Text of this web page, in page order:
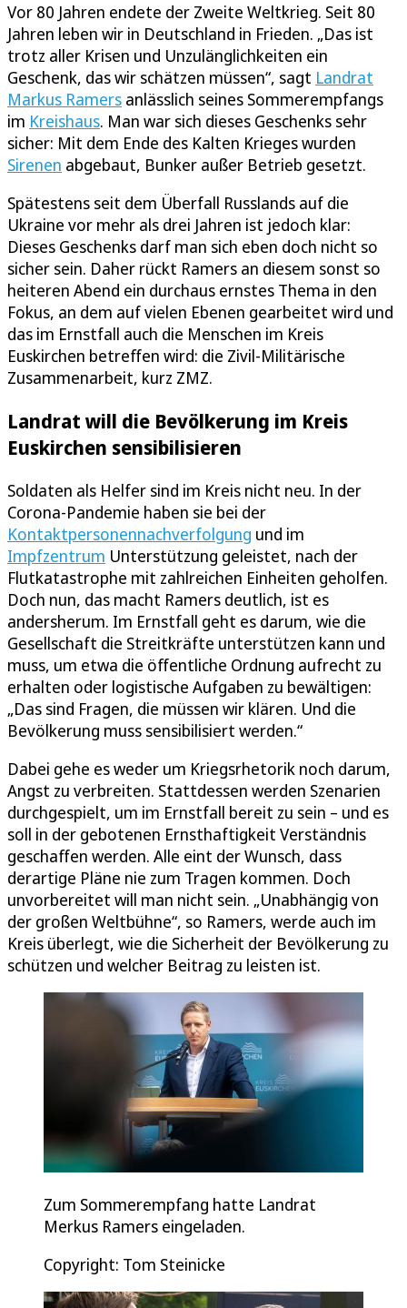
Vor 80 Jahren endete der Zweite Weltkrieg. Seit 80
Jahren leben wir in Deutschland in Frieden. „Das ist
trotz aller Krisen und Unzulänglichkeiten ein
Geschenk, das wir schätzen müssen“, sagt Landrat
Markus Ramers anlässlich seines Sommerempfangs
im Kreishaus. Man war sich dieses Geschenks sehr
sicher: Mit dem Ende des Kalten Krieges wurden
Sirenen abgebaut, Bunker außer Betrieb gesetzt.
Spätestens seit dem Überfall Russlands auf die
Ukraine vor mehr als drei Jahren ist jedoch klar:
Dieses Geschenks darf man sich eben doch nicht so
sicher sein. Daher rückt Ramers an diesem sonst so
heiteren Abend ein durchaus ernstes Thema in den
Fokus, an dem auf vielen Ebenen gearbeitet wird und
das im Ernstfall auch die Menschen im Kreis
Euskirchen betreffen wird: die Zivil-Militärische
Zusammenarbeit, kurz ZMZ.
Landrat will die Bevölkerung im Kreis
Euskirchen sensibilisieren
Soldaten als Helfer sind im Kreis nicht neu. In der
Corona-Pandemie haben sie bei der
Kontaktpersonennachverfolgung und im
Impfzentrum Unterstützung geleistet, nach der
Flutkatastrophe mit zahlreichen Einheiten geholfen.
Doch nun, das macht Ramers deutlich, ist es
andersherum. Im Ernstfall geht es darum, wie die
Gesellschaft die Streitkräfte unterstützen kann und
muss, um etwa die öffentliche Ordnung aufrecht zu
erhalten oder logistische Aufgaben zu bewältigen:
„Das sind Fragen, die müssen wir klären. Und die
Bevölkerung muss sensibilisiert werden.“
Dabei gehe es weder um Kriegsrhetorik noch darum,
Angst zu verbreiten. Stattdessen werden Szenarien
durchgespielt, um im Ernstfall bereit zu sein – und es
soll in der gebotenen Ernsthaftigkeit Verständnis
geschaffen werden. Alle eint der Wunsch, dass
derartige Pläne nie zum Tragen kommen. Doch
unvorbereitet will man nicht sein. „Unabhängig von
der großen Weltbühne“, so Ramers, werde auch im
Kreis überlegt, wie die Sicherheit der Bevölkerung zu
schützen und welcher Beitrag zu leisten ist.
Zum Sommerempfang hatte Landrat
Merkus Ramers eingeladen.
Copyright: Tom Steinicke